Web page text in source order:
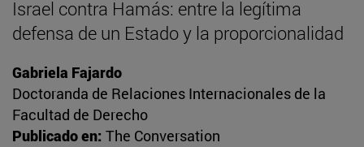
Israel contra Hamás: entre la legítima
defensa de un Estado y la proporcionalidad
Gabriela Fajardo
Doctoranda de Relaciones Internacionales de la
Facultad de Derecho
Publicado en: The Conversation